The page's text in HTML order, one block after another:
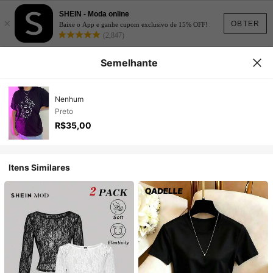
OBTER
×
SHEIN - Moda online
Baixe o App e ganhe cupom exclusivo de 15% OFF!
(2,847)
Semelhante
Nenhum
Preto
R$35,00
Itens Similares